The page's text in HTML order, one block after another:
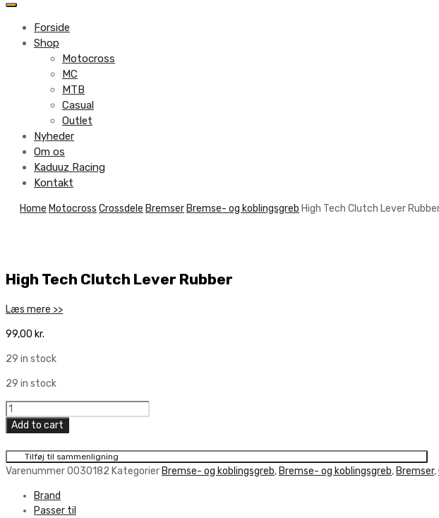
Forside
Shop
Motocross
MC
MTB
Casual
Outlet
Nyheder
Om os
Kaduuz Racing
Kontakt
SkipHome Motocross Crossdele Bremser Bremse- og koblingsgreb High Tech Clutch Lever
High Tech Clutch Lever Rubber
Læs mere >>
99,00 kr.
29 in stock
29 in stock
High
Tech
Clutch
Lever
Rubber
Add to cart
Tilføj til sammenligning
Varenummer0030182 Kategorier Bremse- og koblingsgreb, Bremse- og koblingsgreb, Bremser,
Brand
Passer til